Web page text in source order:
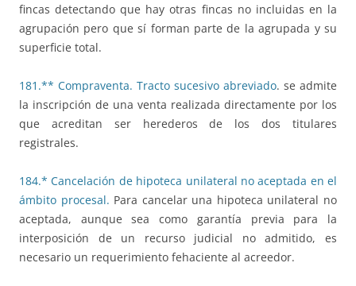
fincas detectando que hay otras fincas no incluidas en la
agrupación pero que sí forman parte de la agrupada y su
superficie total.
181.** Compraventa. Tracto sucesivo abreviado. se admite
la inscripción de una venta realizada directamente por los
que acreditan ser herederos de los dos titulares
registrales.
184.* Cancelación de hipoteca unilateral no aceptada en el
ámbito procesal. Para cancelar una hipoteca unilateral no
aceptada, aunque sea como garantía previa para la
interposición de un recurso judicial no admitido, es
necesario un requerimiento fehaciente al acreedor.